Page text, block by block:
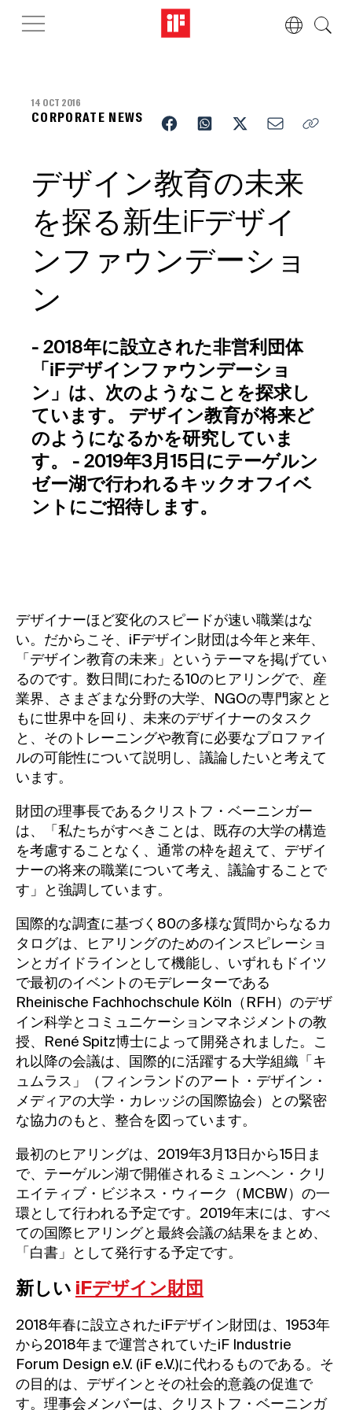
14 OCT 2016
CORPORATE NEWS
デザイン教育の未来
を探る新生iFデザイ
ンファウンデーショ
ン
- 2018年に設立された非営利団体
「iFデザインファウンデーショ
ン」は、次のようなことを探求し
ています。 デザイン教育が将来ど
のようになるかを研究していま
す。 - 2019年3月15日にテーゲルン
ゼー湖で行われるキックオフイベ
ントにご招待します。
デザイナーほど変化のスピードが速い職業はな
い。だからこそ、iFデザイン財団は今年と来年、
「デザイン教育の未来」というテーマを掲げてい
るのです。数日間にわたる10のヒアリングで、産
業界、さまざまな分野の大学、NGOの専門家とと
もに世界中を回り、未来のデザイナーのタスク
と、そのトレーニングや教育に必要なプロファイ
ルの可能性について説明し、議論したいと考えて
います。
財団の理事長であるクリストフ・ベーニンガー
は、「私たちがすべきことは、既存の大学の構造
を考慮することなく、通常の枠を超えて、デザイ
ナーの将来の職業について考え、議論することで
す」と強調しています。
国際的な調査に基づく80の多様な質問からなるカ
タログは、ヒアリングのためのインスピレーショ
ンとガイドラインとして機能し、いずれもドイツ
で最初のイベントのモデレーターである
Rheinische Fachhochschule Köln（RFH）のデザ
イン科学とコミュニケーションマネジメントの教
授、René Spitz博士によって開発されました。こ
れ以降の会議は、国際的に活躍する大学組織「キ
ュムラス」（フィンランドのアート・デザイン・
メディアの大学・カレッジの国際協会）との緊密
な協力のもと、整合を図っています。
最初のヒアリングは、2019年3月13日から15日ま
で、テーゲルン湖で開催されるミュンヘン・クリ
エイティブ・ビジネス・ウィーク（MCBW）の一
環として行われる予定です。2019年末には、すべ
ての国際ヒアリングと最終会議の結果をまとめ、
「白書」として発行する予定です。
新しい iFデザイン財団
2018年春に設立されたiFデザイン財団は、1953年
から2018年まで運営されていたiF Industrie
Forum Design e.V. (iF e.V.)に代わるものである。そ
の目的は、デザインとその社会的意義の促進で
す。理事会メンバーは、クリストフ・ベーニンガ